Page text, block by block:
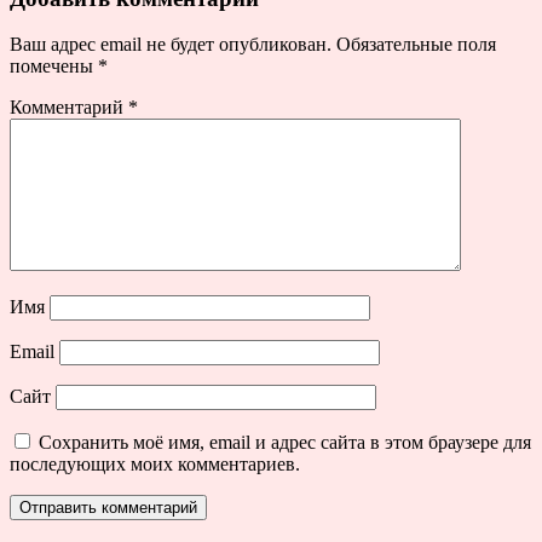
Ваш адрес email не будет опубликован. Обязательные поля
помечены *
Комментарий *
Имя
Email
Сайт
Сохранить моё имя, email и адрес сайта в этом браузере для
последующих моих комментариев.